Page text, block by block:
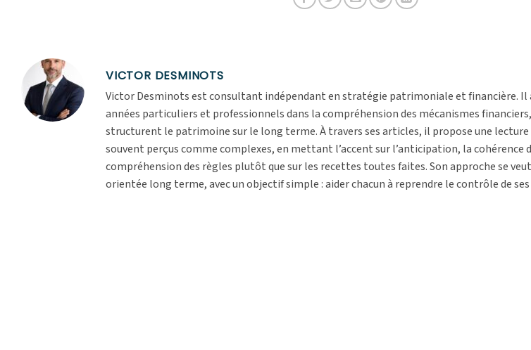
VICTOR DESMINOTS
Victor Desminots est consultant indépendant en stratégie patrimoniale et financière. Il
années particuliers et professionnels dans la compréhension des mécanismes
structurent le patrimoine sur le long terme. À travers ses articles, il propose une lecture
souvent perçus comme complexes, en mettant l’accent sur l’anticipation, la cohérence
compréhension des règles plutôt que sur les recettes toutes faites. Son approche se
orientée long terme, avec un objectif simple : aider chacun à reprendre le contrôle de